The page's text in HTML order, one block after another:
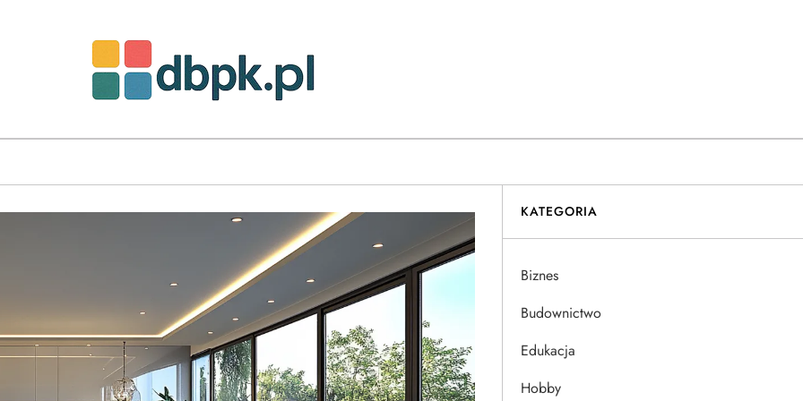
KATEGORIA
Biznes
Budownictwo
Edukacja
Hobby